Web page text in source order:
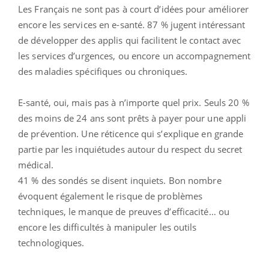
Les Français ne sont pas à court d’idées pour améliorer
encore les services en e-santé. 87 % jugent intéressant
de développer des applis qui facilitent le contact avec
les services d’urgences, ou encore un accompagnement
des maladies spécifiques ou chroniques.
E-santé, oui, mais pas à n’importe quel prix. Seuls 20 %
des moins de 24 ans sont prêts à payer pour une appli
de prévention. Une réticence qui s’explique en grande
partie par les inquiétudes autour du respect du secret
médical.
41 % des sondés se disent inquiets. Bon nombre
évoquent également le risque de problèmes
techniques, le manque de preuves d’efficacité… ou
encore les difficultés à manipuler les outils
technologiques.